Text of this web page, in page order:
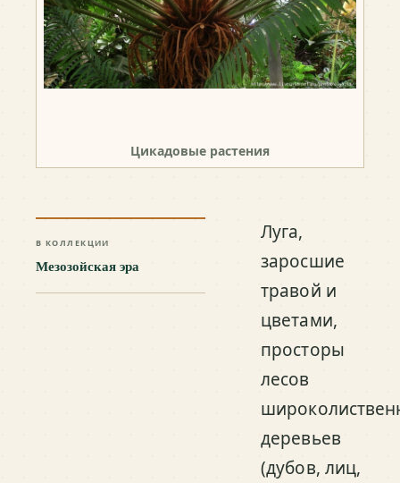
Цикадовые растения
В КОЛЛЕКЦИИ
Мезозойская эра
Луга,
заросшие
травой и
цветами,
просторы
лесов
деревьев
(дубов, лиц,